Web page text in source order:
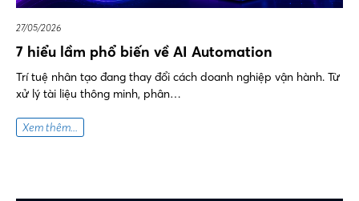
27/05/2026
7 hiểu lầm phổ biến về AI Automation
Trí tuệ nhân tạo đang thay đổi cách doanh nghiệp vận hành. Từ
xử lý tài liệu thông minh, phân…
Xem thêm...